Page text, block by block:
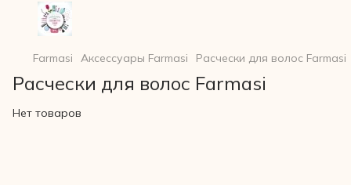
Farmasi Аксессуары Farmasi Расчески для волос Farmasi
Расчески для волос Farmasi
Нет товаров